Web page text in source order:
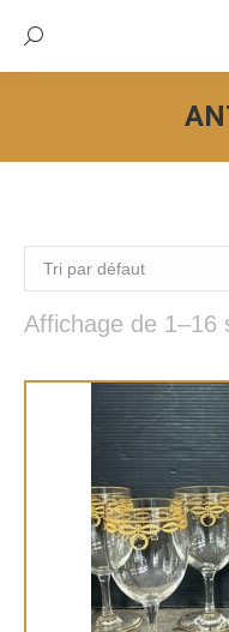
Recherche:
Affichage de 1–16